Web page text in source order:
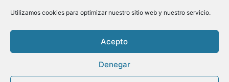
Utilizamos cookies para optimizar nuestro sitio web y nuestro servicio.
Acepto
Denegar
Instagram